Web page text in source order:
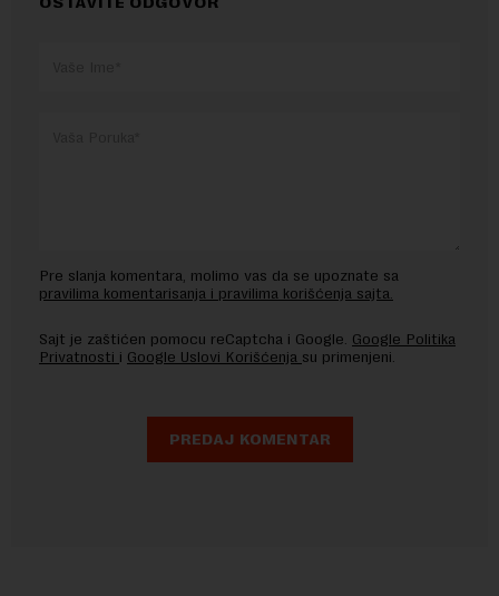
Pre slanja komentara, molimo vas da se upoznate sa
pravilima komentarisanja i pravilima korišćenja sajta.
Sajt je zaštićen pomocu reCaptcha i Google. Google Politika
Privatnosti i Google Uslovi Korišćenja su primenjeni.